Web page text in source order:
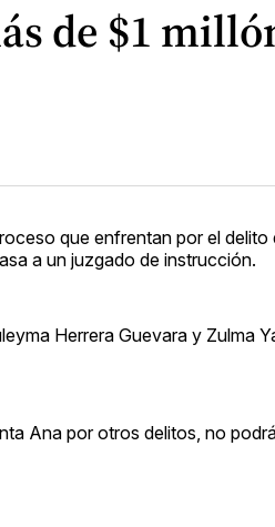
de $1
que enfrentan por el delito
a un juzgado de instrucción.
Herrera Guevara y Zulma
Ana por otros delitos, no